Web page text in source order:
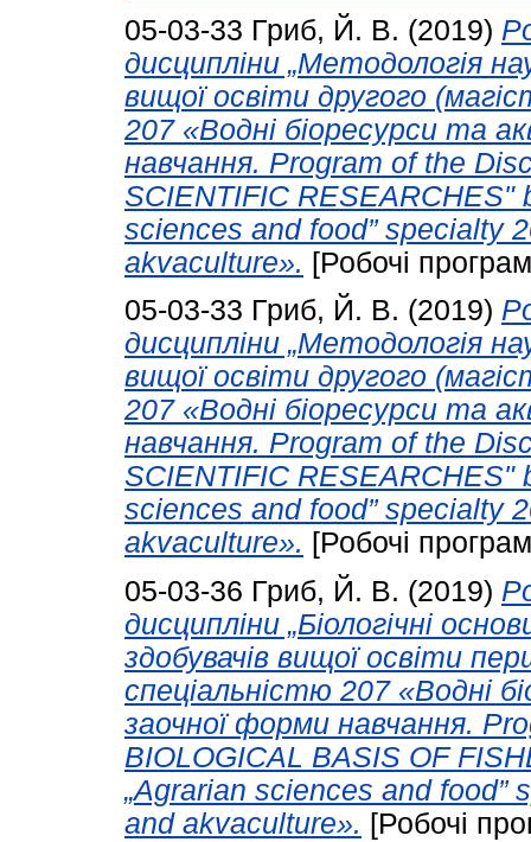
05-03-33 Гриб, Й. В. (2019)
дисципліни „Методологія
вищої освіти другого
207 «Водні біоресурси та
навчання. Program of the
SCIENTIFIC RESEARCHES"
sciences and food” specialty
akvaculture». [Робочі
05-03-33 Гриб, Й. В. (2019)
дисципліни „Методологія
вищої освіти другого
207 «Водні біоресурси та
навчання. Program of the
SCIENTIFIC RESEARCHES"
sciences and food” specialty
akvaculture». [Робочі
05-03-36 Гриб, Й. В. (2019)
дисципліни „Біологічні
здобувачів вищої освіти
спеціальністю 207 «Водні
заочної форми навчання.
BIOLOGICAL BASIS OF
„Agrarian sciences and
and akvaculture». [Робочі